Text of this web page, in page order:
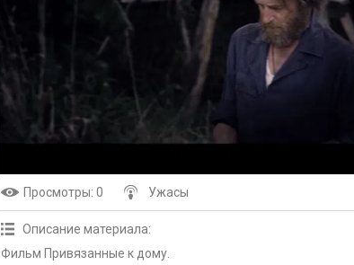
Просмотры: 0 Ужасы
Описание материала:
Фильм Привязанные к дому.